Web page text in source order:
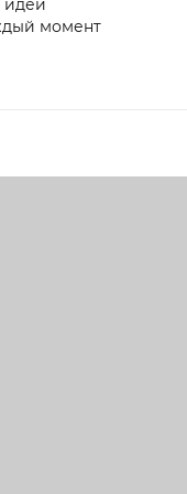
идеи
момент